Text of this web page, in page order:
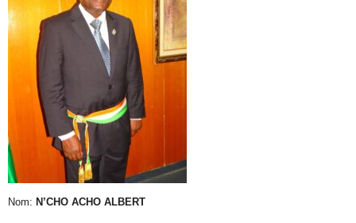
Nom: N’CHO ACHO ALBERT